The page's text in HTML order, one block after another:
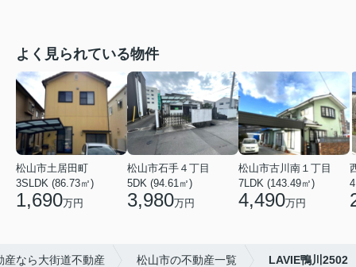
よく見られている物件
松山市土居田町
3SLDK (86.73㎡)
1,690万円
松山市石手４丁目
5DK (94.61㎡)
3,980万円
松山市古川南１丁目
7LDK (143.49㎡)
4,490万円
産なら大街道不動産 松山市の不動産一覧 LAVIE鴨川2502